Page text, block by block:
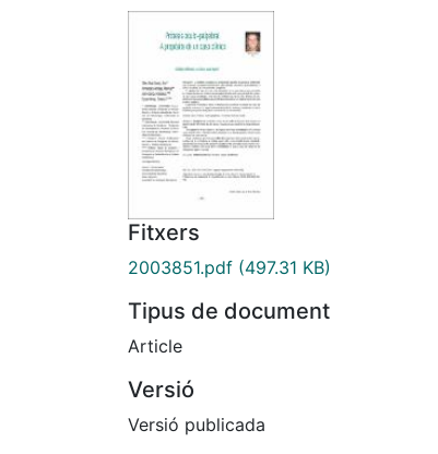
Fitxers
2003851.pdf (497.31 KB)
Tipus de document
Article
Versió
Versió publicada